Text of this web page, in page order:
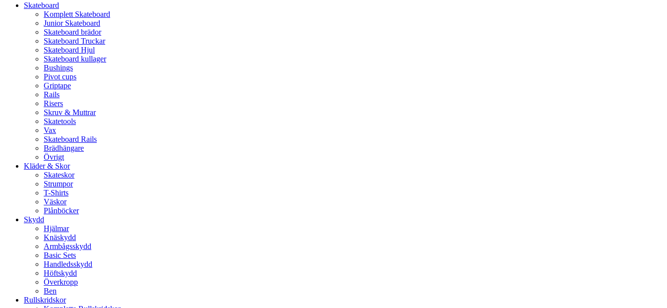
Skateboard
Komplett Skateboard
Junior Skateboard
Skateboard brädor
Skateboard Truckar
Skateboard Hjul
Skateboard kullager
Bushings
Pivot cups
Griptape
Rails
Risers
Skruv & Muttrar
Skatetools
Vax
Skateboard Rails
Brädhängare
Övrigt
Kläder & Skor
Skateskor
Strumpor
T-Shirts
Väskor
Plånböcker
Skydd
Hjälmar
Knäskydd
Armbågsskydd
Basic Sets
Handledsskydd
Höftskydd
Överkropp
Ben
Rullskridskor